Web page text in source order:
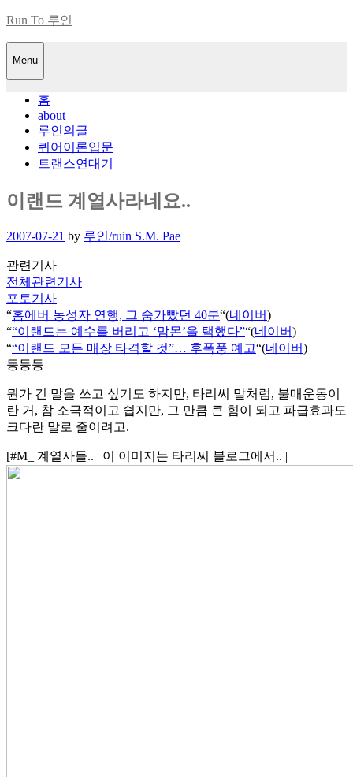
Skip
content
Run To 루인
Menu
홈
about
루인의글
퀴어이론입문
트랜스연대기
이랜드 계열사라네요..
Posted
2007-07-21 by 루인/ruin S.M. Pae
관련기사
전체관련기사
포토기사
“홈에버 농성자 연행, 그 숨가빴던 40분“(네이버)
““이랜드는 예수를 버리고 ‘맘몬’을 택했다”“(네이버)
““이랜드 모든 매장 타격할 것”… 후폭풍 예고“(네이버)
등등등
뭔가 긴 말을 쓰고 싶기도 하지만, 타리씨 말처럼, 불매운동이
란 거, 참 소극적이고 쉽지만, 그 만큼 큰 힘이 되고 파급효과도
크다란 말로 줄이려고.
[#M_ 계열사들.. | 이 이미지는 타리씨 블로그에서.. |